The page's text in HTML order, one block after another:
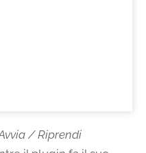
/ Riprendi